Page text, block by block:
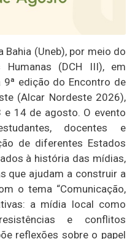
Bahia (Uneb), por meio do
Humanas (DCH III), em
edição do Encontro de
(Alcar Nordeste 2026),
14 de agosto. O evento
docentes e
de diferentes Estados
à história das mídias,
que ajudam a construir a
o tema “Comunicação,
a mídia local como
e conflitos
reflexões sobre o papel